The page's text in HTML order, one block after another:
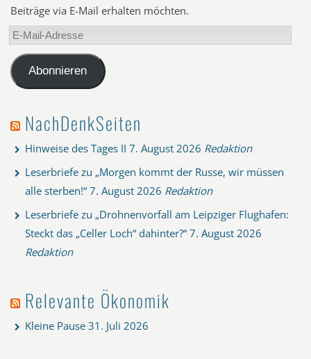
Beiträge via E-Mail erhalten möchten.
E-
Mail-
AdresseAbonnieren
NachDenkSeiten
Hinweise des Tages II 7. August 2026 Redaktion
Leserbriefe zu „Morgen kommt der Russe, wir müssen
alle sterben!“ 7. August 2026 Redaktion
Leserbriefe zu „Drohnenvorfall am Leipziger Flughafen:
Steckt das „Celler Loch“ dahinter?“ 7. August 2026
Redaktion
Relevante Ökonomik
Kleine Pause 31. Juli 2026